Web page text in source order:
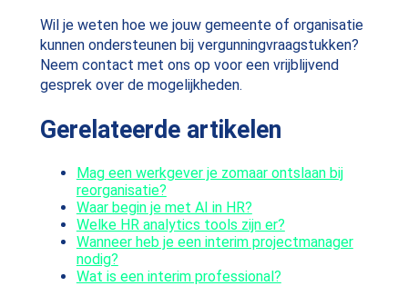
Wil je weten hoe we jouw gemeente of organisatie
kunnen ondersteunen bij vergunningvraagstukken?
Neem contact met ons op voor een vrijblijvend
gesprek over de mogelijkheden.
Gerelateerde artikelen
Mag een werkgever je zomaar ontslaan bij
reorganisatie?
Waar begin je met AI in HR?
Welke HR analytics tools zijn er?
Wanneer heb je een interim projectmanager
nodig?
Wat is een interim professional?